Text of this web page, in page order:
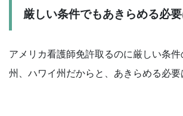
厳しい条件でもあきらめる必
アメリカ看護師免許取るのに厳しい条
州、ハワイ州だからと、あきらめる必要